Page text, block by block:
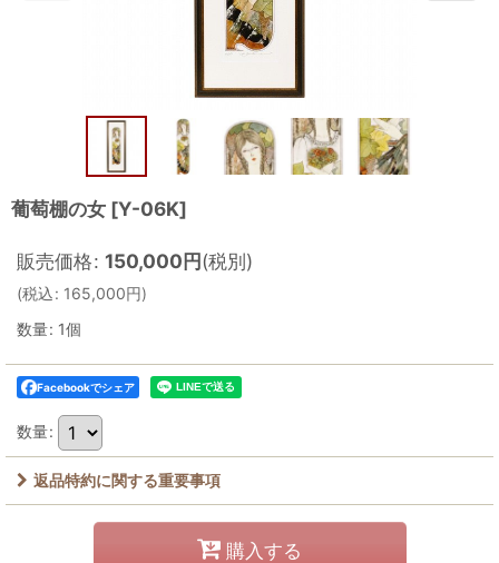
葡萄棚の女 [Y-06K]
販売価格: 150,000円(税別)
(税込: 165,000円)
数量: 1個
Facebookでシェア
数量:
返品特約に関する重要事項
購入する